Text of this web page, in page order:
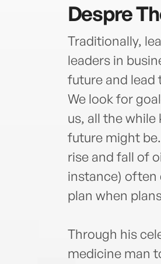
Despre
Traditionally,
leaders in
future and lead
We look for
us, all the
future might
rise and fall of
instance) often
plan when
Through his
medicine man